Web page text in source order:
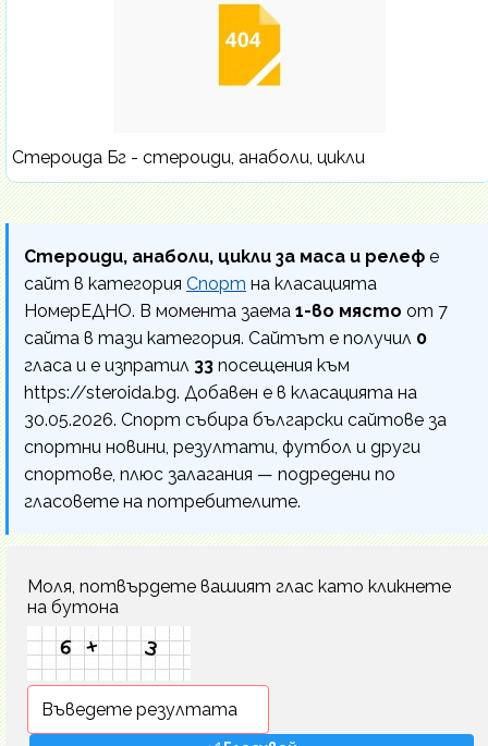
Стероида Бг - стероиди, анаболи, цикли
Стероиди, анаболи, цикли за маса и релеф е
сайт в категория Спорт на класацията
НомерЕДНО. В момента заема 1-во място от 7
сайта в тази категория. Сайтът е получил 0
гласа и е изпратил 33 посещения към
https://steroida.bg. Добавен е в класацията на
30.05.2026. Спорт събира български сайтове за
спортни новини, резултати, футбол и други
спортове, плюс залагания — подредени по
гласовете на потребителите.
Моля, потвърдете вашият глас като кликнете
на бутона